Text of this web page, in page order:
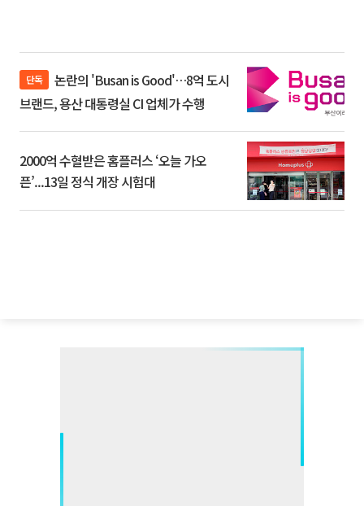
단독
브랜드, 용산 대통령실 CI 업체가 수행
2000억 수혈받은 홈플러스 ‘오늘 가오
픈’...13일 정식 개장 시험대